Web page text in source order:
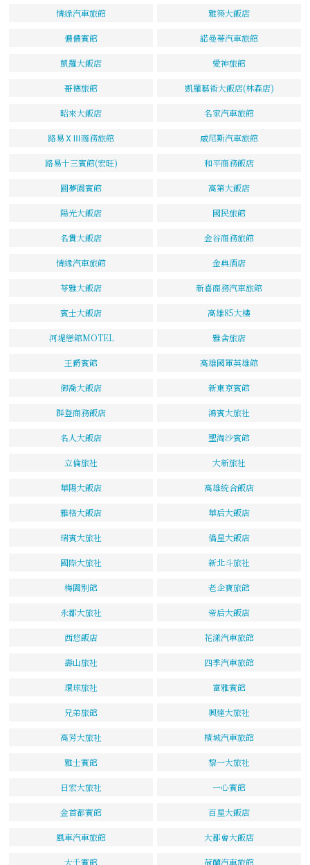
情綠汽車旅館 雅築大飯店
儂儂賓館 諾曼蒂汽車旅館
凱羅大飯店 愛神旅館
哥德旅館 凱羅藝術大飯店(林森店)
昭來大飯店 名家汽車旅館
路易ⅩⅢ商務旅館 威尼斯汽車旅館
路易十三賓館(宏旺) 和平商務飯店
圓夢園賓館 高第大飯店
陽光大飯店 國民旅館
名貴大飯店 金谷商務旅館
情緣汽車旅館 金典酒店
苓雅大飯店 新喜商務汽車旅館
賓士大飯店 高雄85大樓
河堤戀館MOTEL 雅舍旅店
王爵賓館 高雄國軍英雄館
御喬大飯店 新東京賓館
群登商務飯店 鴻賓大旅社
名人大飯店 聖淘沙賓館
立倫旅社 大新旅社
華陽大飯店 高雄統合飯店
雅格大飯店 華后大飯店
瑞賓大旅社 僑星大飯店
國際大旅社 新北斗旅社
梅園別館 老企寶旅館
永都大旅社 帝后大飯店
西悠飯店 花漾汽車旅館
壽山旅社 四季汽車旅館
環球旅社 富雅賓館
兄弟旅館 興達大旅社
高芳大旅社 檳城汽車旅館
雅士賓館 黎一大旅社
日宏大旅社 一心賓館
金首都賓館 百星大飯店
風車汽車旅館 大都會大飯店
大千賓館 荷蘭汽車旅館